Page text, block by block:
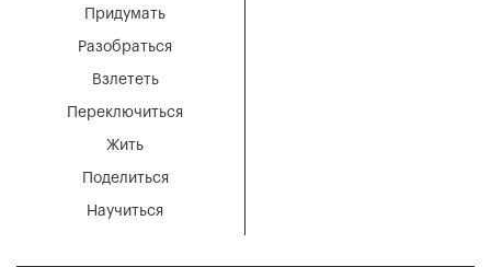
Придумать
Разобраться
Взлететь
Переключиться
Жить
Поделиться
Научиться